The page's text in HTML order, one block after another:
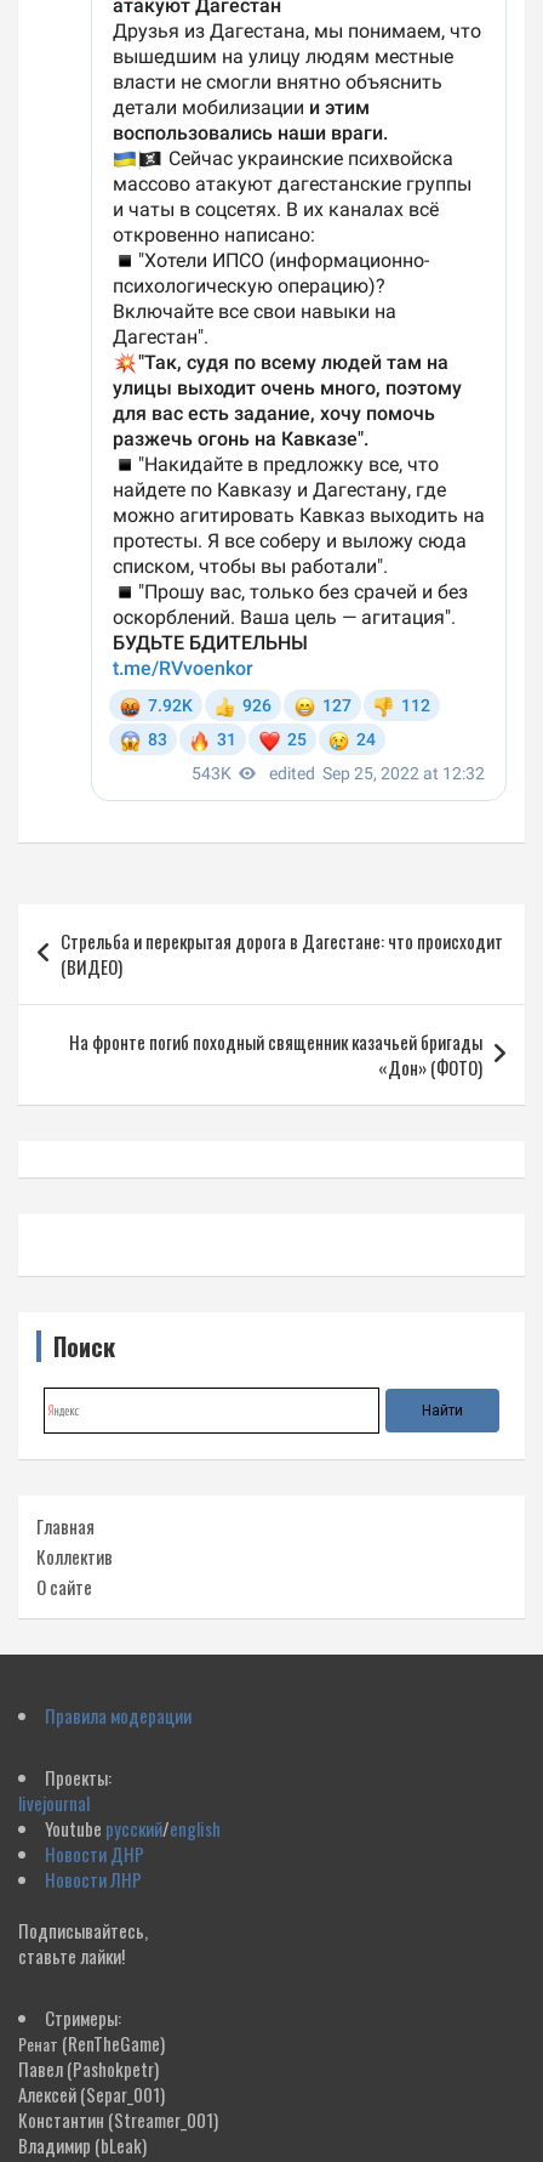
Навигация
по
записям
Стрельба и перекрытая дорога в Дагестане: что происходит
(ВИДЕО)
На фронте погиб походный священник казачьей бригады
«Дон» (ФОТО)
Поиск
Главная
Коллектив
О сайте
Правила модерации
Проекты:
livejournal
Youtube русский/english
Новости ДНР
Новости ЛНР
Подписывайтесь,
ставьте лайки!
Стримеры:
Ренат (RenTheGame)
Павел(Pashokpetr)
Алексей(Separ_001)
Константин (Streamer_001)
Владимир (bLeak)